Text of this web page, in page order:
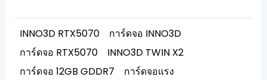
INNO3D RTX5070
การ์ดจอ INNO3D
การ์ดจอ RTX5070
INNO3D TWIN X2
การ์ดจอ 12GB GDDR7
การ์ดจอแรง